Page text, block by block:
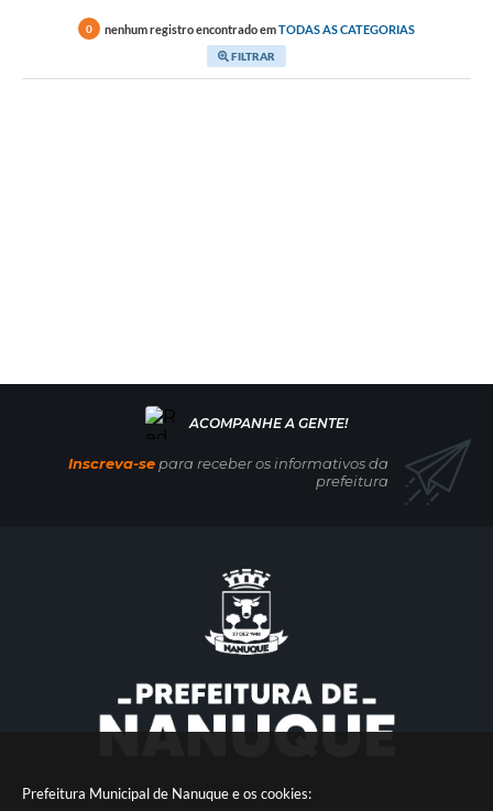
Prefeitura Municipal de Nanuque e os cookies:
0 nenhum registro encontrado emTODAS AS CATEGORIAS
FILTRAR
Inscreva-se para receber os informativos da
prefeitura